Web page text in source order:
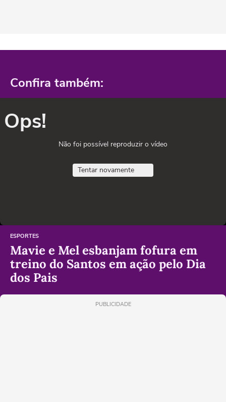
Confira também:
Ops!
Não foi possível reproduzir o vídeo
Tentar novamente
ESPORTES
Mavie e Mel esbanjam fofura em
treino do Santos em ação pelo Dia
dos Pais
PUBLICIDADE